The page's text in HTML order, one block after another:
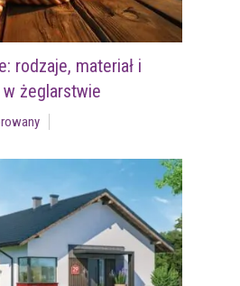
rodzaje, materiał i
żeglarstwie